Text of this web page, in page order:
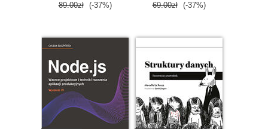
89.00zł (-37%) 69.00zł (-37%)